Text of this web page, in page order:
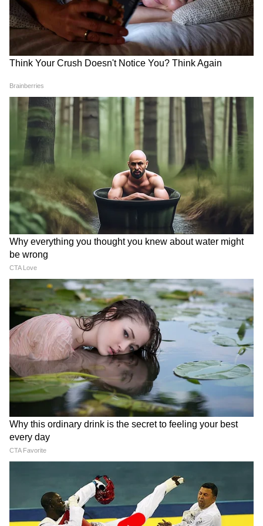
Weight Loss: ডায়েটে ফাইবার
সমৃদ্ধ খাবার রাখলে কি ওজন
কমবে?
শ্বাসের ব্যায়ামেই বশে থাকবে
উচ্চ রক্তচাপ? রোজ করুন এই
৫টি প্রাণায়াম ও ২টি মুদ্রা
Cervical Cancer: জরায়ুমুখ
ক্যান্সারের এই ৫টি লক্ষণ
অবহেলা করছেন না তো? জেনে
নিন
রইল কয়েকটি সহজ টিপস
LATEST VIDEOS
Dilip Ghosh: 'কেউ তৃণমূলীদের দলে নিলে
সে সাসপেন্ড হবে', বিজেপি নেতাদের কড়া
বার্তা দিলীপের
Suvendu Adhikari: ভবানীপুরের গুরুদ্বারে
গিয়ে বড় কথা মুখ্যমন্ত্রী শুভেন্দুর, হৃদয়
ছুঁলেন শিখদের